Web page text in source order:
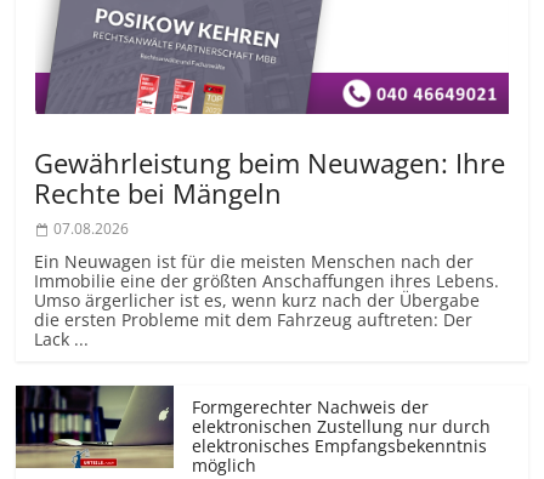
Gewährleistung beim Neuwagen: Ihre
Rechte bei Mängeln
07.08.2026
Ein Neuwagen ist für die meisten Menschen nach der
Immobilie eine der größten Anschaffungen ihres Lebens.
Umso ärgerlicher ist es, wenn kurz nach der Übergabe
die ersten Probleme mit dem Fahrzeug auftreten: Der
Lack ...
Formgerechter Nachweis der
elektronischen Zustellung nur durch
elektronisches Empfangsbekenntnis
möglich